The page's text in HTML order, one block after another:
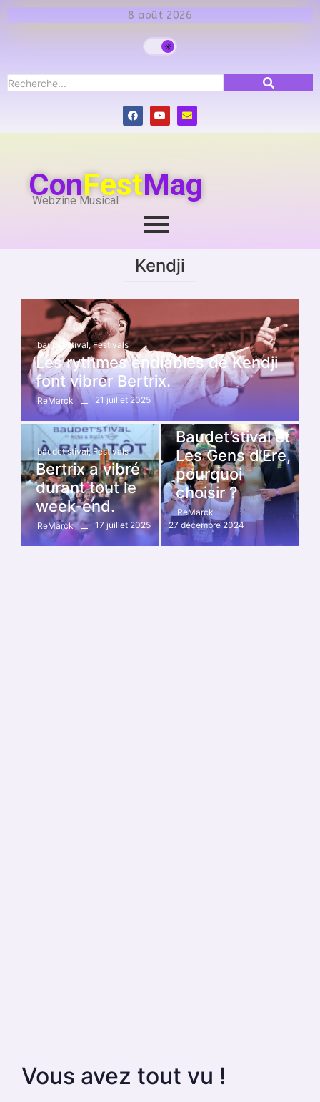
8 août 2026
ConFestMag
Webzine Musical
Kendji
baudet'stival, Festivals
Les rythmes endiablés de Kendji
font vibrer Bertrix.
ReMarck 21 juillet 2025
baudet'stival, Festivals
Bertrix a vibré
durant tout le
week-end.
ReMarck 17 juillet 2025
baudet'stival, Festivals
les gens d'ère
Baudet’stival et
Les Gens d’Ere,
pourquoi
choisir ?
ReMarck
27 décembre 2024
Vous avez tout vu !